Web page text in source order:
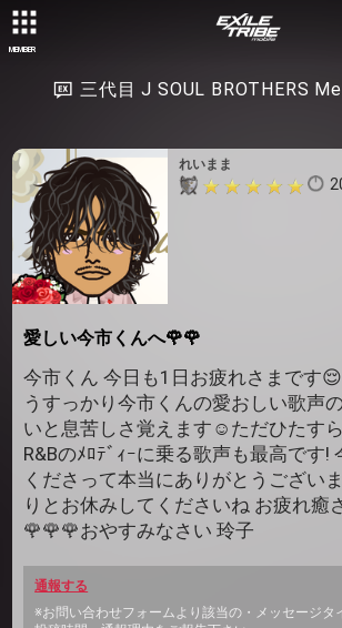
MEMBER
三代目 J SOUL BROTHERS
れいまま
愛しい今市くんへ🌹🌹
今市くん 今日も1日お疲れさまです
うすっかり今市くんの愛おしい歌声
いと息苦しさ覚えます☺️ただひたす
R&Bのﾒﾛﾃﾞｨｰに乗る歌声も最高です!
くださって本当にありがとうござい
りとお休みしてくださいね お疲れ癒
🌹🌹🌹おやすみなさい 玲子
通報する
※お問い合わせフォームより該当の・メッセージタ